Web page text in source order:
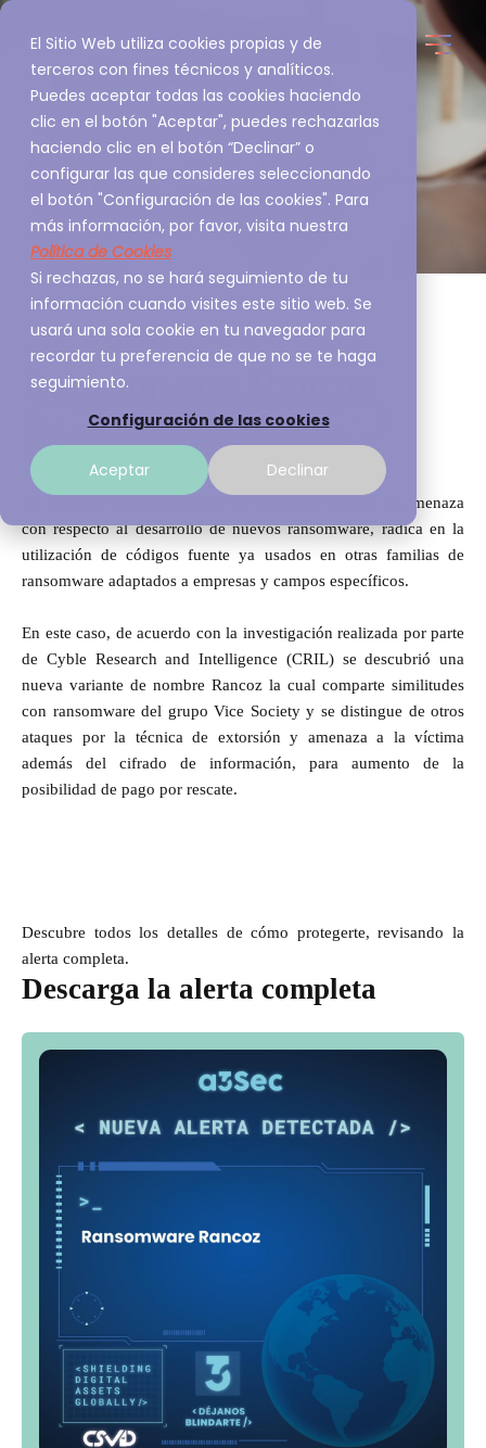
El Sitio Web utiliza cookies propias y de
terceros con fines técnicos y analíticos.
Puedes aceptar todas las cookies haciendo
clic en el botón "Aceptar", puedes rechazarlas
haciendo clic en el botón “Declinar” o
configurar las que consideres seleccionando
el botón "Configuración de las cookies". Para
más información, por favor, visita nuestra
Política de Cookies
Si rechazas, no se hará seguimiento de tu
información cuando visites este sitio web. Se
usará una sola cookie en tu navegador para
recordar tu preferencia de que no se te haga
seguimiento.
Configuración de las cookies
Aceptar Declinar
Ransomware Rancoz
May 31, 2023, 10:14:19 AM
Un enfoque que han tomado los diferentes actores de amenaza
con respecto al desarrollo de nuevos ransomware, radica en la
utilización de códigos fuente ya usados en otras familias de
ransomware adaptados a empresas y campos específicos.
En este caso, de acuerdo con la investigación realizada por parte
de Cyble Research and Intelligence (CRIL) se descubrió una
nueva variante de nombre Rancoz la cual comparte similitudes
con ransomware del grupo Vice Society y se distingue de otros
ataques por la técnica de extorsión y amenaza a la víctima
además del cifrado de información, para aumento de la
posibilidad de pago por rescate.
Descubre todos los detalles de cómo protegerte, revisando la
alerta completa.
Descarga la alerta completa